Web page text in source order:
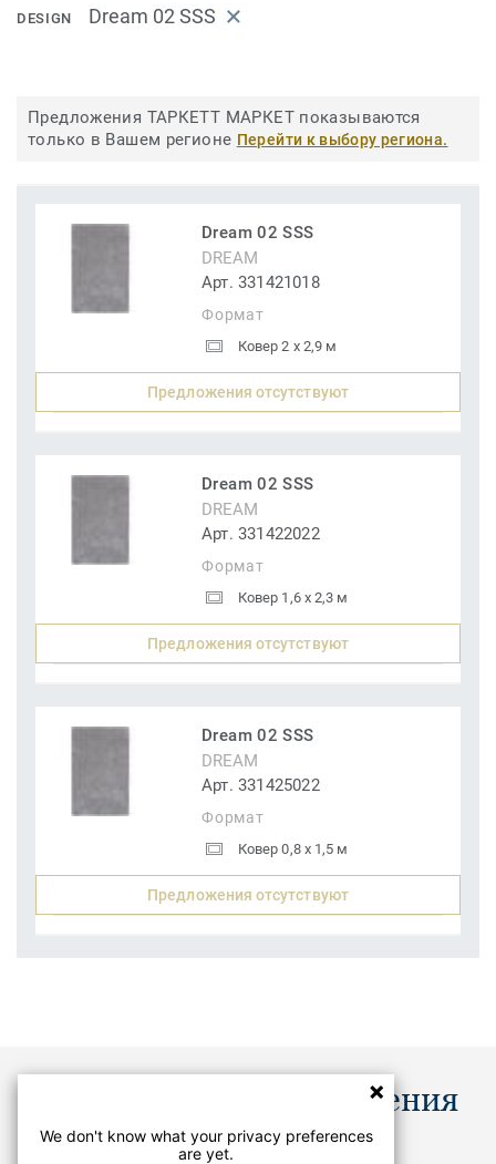
DESIGN Dream 02 SSS
Предложения ТАРКЕТТ МАРКЕТ показываются
только в Вашем регионе Перейти к выбору региона.
Dream 02 SSS
DREAM
Арт. 331421018
Формат
Ковер 2 x 2,9 м
Предложения отсутствуют
Dream 02 SSS
DREAM
Арт. 331422022
Формат
Ковер 1,6 x 2,3 м
Предложения отсутствуют
Dream 02 SSS
DREAM
Арт. 331425022
Формат
Ковер 0,8 x 1,5 м
Предложения отсутствуют
Документы и изображения
We don't know what your privacy preferences
are yet.